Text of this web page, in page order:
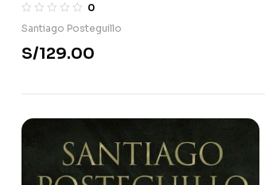
0
Santiago Posteguillo
S/129.00